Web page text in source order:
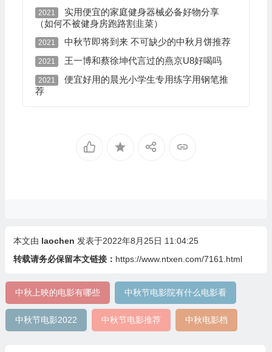
2021
实用便宜的家庭健身器械必备好物分享
（如何不被健身房跑路割韭菜）
2021 中秋节即将到来 不可缺少的中秋月饼推荐
2021 王一博和蔡徐坤代言过的燕京U8好喝吗
2021
便宜好用的晨光小学生专用练字用钢笔推
荐
本文由 laochen 发表于2022年8月25日 11:04:25
转载请务必保留本文链接： https://www.ntxen.com/7161.html
中秋上映的电影有哪些 中秋节电影院有什么电影看
中秋节电影2022 中秋节电影推荐 中秋电影档